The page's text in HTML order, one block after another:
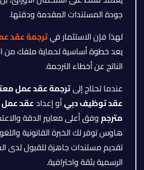
جودة المستندات المقدمة ودقتها.
لهذا فإن الاستثمار فيترجمة عقد
يعد خطوة أساسية لحماية ملفك من
الناتج عن أخطاء الترجمة.
عندما تحتاج إلىترجمة عقد عمل
عقد توظيف دبيأو إعدادعقد عمل
مترجموفق أعلى معايير الدقة
هاوس توفر لك الخبرة القانونية
تقديم مستندات جاهزة للقبول لدى
الرسمية بثقة واحترافية.